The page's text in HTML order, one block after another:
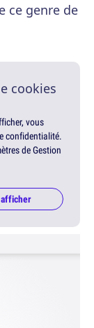
ce genre de
cookies
vous
confidentialité.
de Gestion